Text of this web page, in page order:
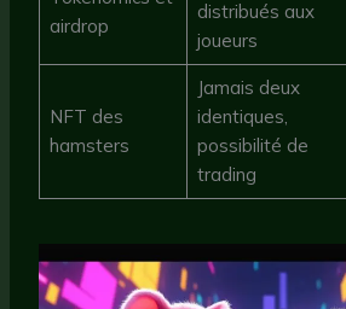
airdrop
distribués aux
joueurs
NFT des
hamsters
Jamais deux
identiques,
possibilité de
trading